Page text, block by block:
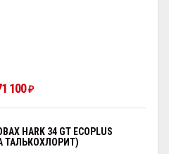
100₽
HARK 34 GT ECOPLUS
ТАЛЬКОХЛОРИТ)